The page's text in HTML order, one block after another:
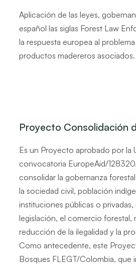
Aplicación de las leyes,
español las siglas Forest Law
la respuesta europea al
productos madereros asociados.
Proyecto Consolidación
Es un Proyecto aprobado por la
convocatoria EuropeAid/
consolidar la gobernanza
la sociedad civil, población
instituciones públicas o
legislación, el comercio forestal,
reducción de la ilegalidad y la
Como antecedente, este
Bosques FLEGT/Colombia, que